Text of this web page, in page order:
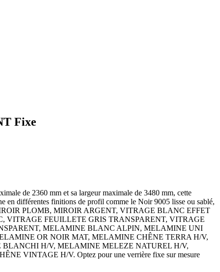
Fixe
de 2360 mm et sa largeur maximale de 3480 mm, cette
en différentes finitions de profil comme le Noir 9005 lisse ou sablé,
PLOMB, MIROIR ARGENT, VITRAGE BLANC EFFET
FEUILLETE GRIS TRANSPARENT, VITRAGE
MELAMINE BLANC ALPIN, MELAMINE UNI
OR NOIR MAT, MELAMINE CHÊNE TERRA H/V,
H/V, MELAMINE MELEZE NATUREL H/V,
VINTAGE H/V. Optez pour une verrière fixe sur mesure